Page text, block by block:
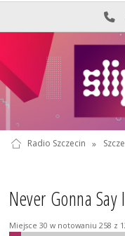
Radio Szczecin »
Never Gonna Say
Miejsce 30 w notowaniu 258 z